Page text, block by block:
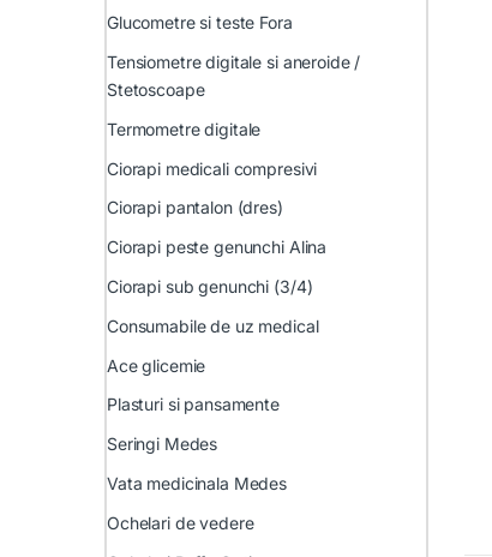
Glucometre si teste Fora
Tensiometre digitale si aneroide /
Stetoscoape
Termometre digitale
Ciorapi medicali compresivi
Ciorapi pantalon (dres)
Ciorapi peste genunchi Alina
Ciorapi sub genunchi (3/4)
Consumabile de uz medical
Ace glicemie
Plasturi si pansamente
Seringi Medes
Vata medicinala Medes
Ochelari de vedere